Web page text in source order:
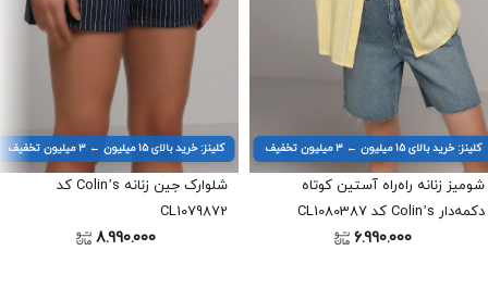
کلینز: خرید بالای ۱۵ میلیون ← ۳ میلیون تخفیف
شومیز زنانه راه‌راه آستین کوتاه
دکمه‌دار Colin’s کد CL1080387
6.990.000
کلینز: خرید بالای ۱۵ میلیون ← ۳ میلیون تخفیف
شلوارک جین زنانه Colin’s کد
CL1079872
8.990.000